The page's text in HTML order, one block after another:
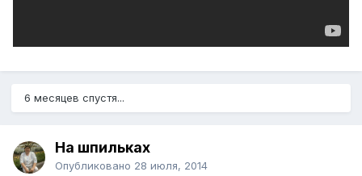
6 месяцев спустя...
На шпильках
Опубликовано 28 июля, 2014